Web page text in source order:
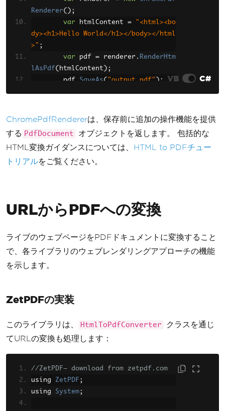
Renderer();
var htmlContent =
"<html><bo
dy><h1>Hello World</h1></body></html
>" ;
var pdf = renderer . RenderHtm
lAsPdf( htmlContent );
        pdf
SaveAs( "output.pdf" );
}
VB C#
ChromePdfRendererは、保存前に追加の操作機能を提供
する PdfDocument
オブジェクトを返します。 包括的な
HTML変換ガイダンスについては、 HTML to PDFチュー
トリアルをご覧ください。
URLからPDFへの変換
ライブのウェブページをPDFドキュメントに変換すること
で、各ライブラリのウェブレンダリングアプローチの機能
を示します。
ZetPDFの実装
このライブラリは、 HtmlToPdfConverter
クラスを通じ
てURLの変換も処理します：
//ZetPDF— download from zetpdf.com
using ZetPDF ;
using System;